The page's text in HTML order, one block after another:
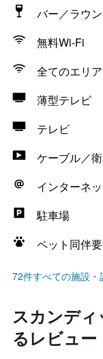
バー／ラウ
無料Wi-Fi
全てのエリ
薄型テレビ
テレビ
ケーブル／
インターネッ
駐車場
ペット同伴
72件すべての施設・
スカンデ
るレビュー